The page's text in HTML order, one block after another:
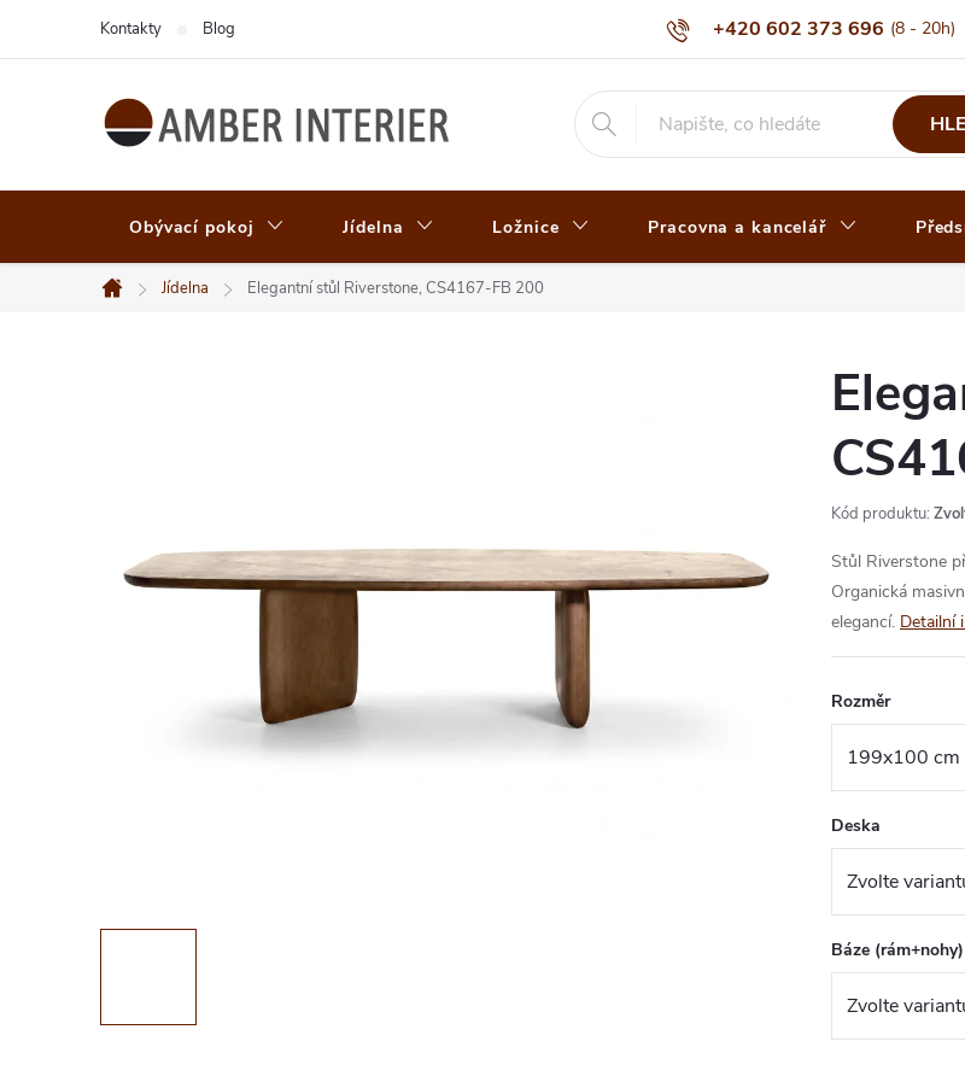
+420 602 373 696
Kontakty Blog
Obývací pokoj Jídelna Ložnice Pracovna a kancelář
Domů
Jídelna Elegantní stůl Riverstone, CS4167-FB 200
Kód produktu:
Stůl Riverstone
Organická
elegancí. Detailní
Rozměr
Deska
Báze (rám+nohy)